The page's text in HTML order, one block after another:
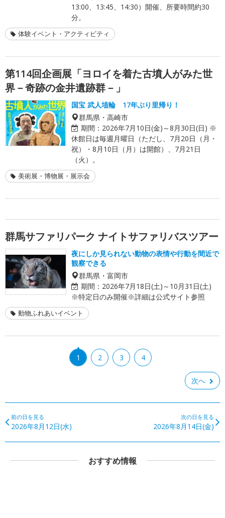
13:00、13:45、14:30）開催、所要時間約30
分。
体験イベント・アクティビティ
第114回企画展「ヨロイを着た古墳人がみた世
界－奇跡の金井遺跡群－」
国宝 武人埴輪 17年ぶり里帰り！
群馬県・高崎市
期間： 2026年7月10日(金)～8月30日(日) ※
休館日は毎週月曜日（ただし、7月20日（月・
祝）・8月10日（月）は開館）、7月21日
（火）。
美術展・博物展・展示会
群馬サファリパーク ナイトサファリバスツアー
夜にしか見られない動物の表情や行動を間近で
観察できる
群馬県・富岡市
期間： 2026年7月18日(土)～10月31日(土)
※特定日のみ開催※詳細は公式サイト参照
動物ふれあいイベント
1 2 3 4
次へ
前の日を見る
2026年8月12日(水)
次の日を見る
2026年8月14日(金)
おすすめ情報